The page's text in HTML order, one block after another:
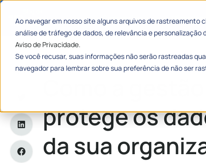
Ao navegar em nosso site alguns arquivos de rastreamento
análise de tráfego de dados, de relevância e
Aviso de Privacidade.
Se você recusar, suas informações não serão rastreadas
navegador para lembrar sobre sua preferência de não ser
Categorias Histórias
Home»Como a gestão de acessos protege os dados e
Como a
protege os
da sua